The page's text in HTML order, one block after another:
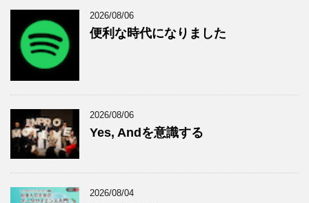
2026/08/06
便利な時代になりました
2026/08/06
Yes, Andを意識する
2026/08/04